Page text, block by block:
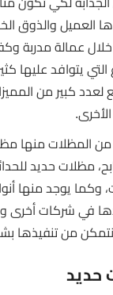
العميل والذوق
عمالة مدربة
التي يتوافد عليها
لعدد كبير من
من المظلات منها
مظلات حديد
وكما يوجد منها
في شركات أخرى
من تنفيذها
حديد